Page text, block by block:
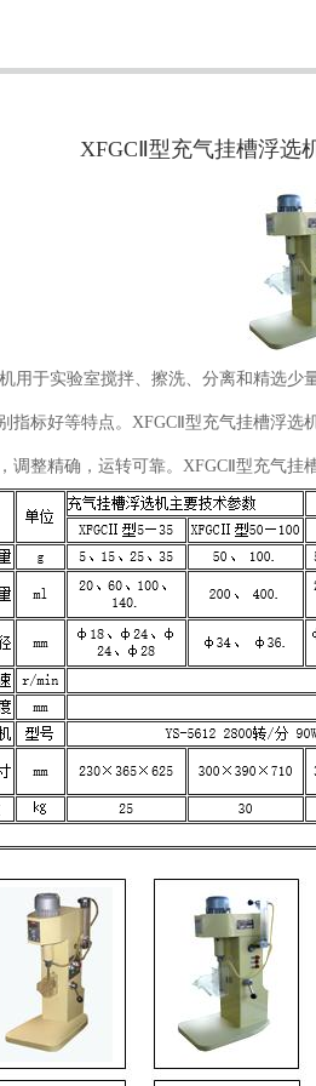
XFGCⅡ型充气挂槽浮选
用于实验室搅拌、擦洗、分离和精选
指标好等特点。XFGCⅡ型充气挂槽浮
调整精确，运转可靠。XFGCⅡ型充气挂